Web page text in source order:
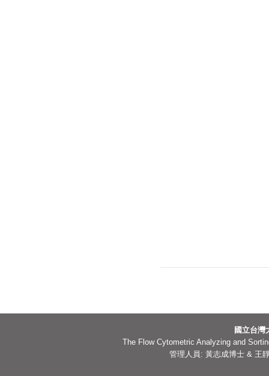
國立台灣
The Flow Cytometric Analyzing and
管理人員: 黃志成博士 & 王